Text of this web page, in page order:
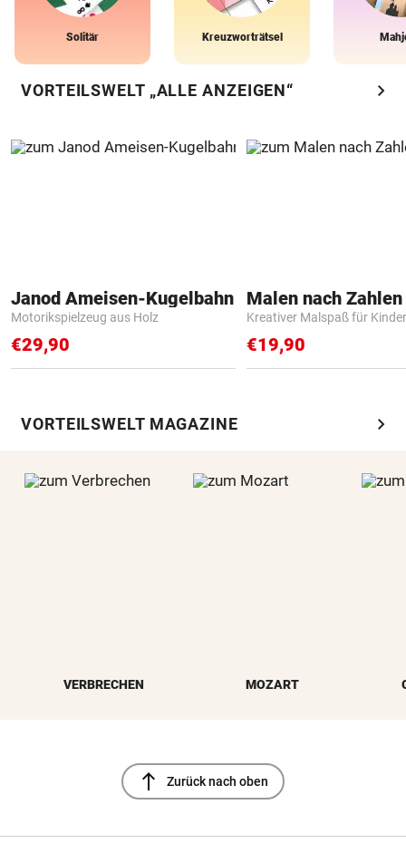
Solitär Kreuzworträtsel
VORTEILSWELT „ALLE ANZEIGEN“ chevron_right
Janod Ameisen-Kugelbahn
Motorikspielzeug aus Holz
€29,90
Kreativer Malspaß für Kinder
€19,90
VORTEILSWELT MAGAZINE chevron_right
VERBRECHEN MOZART
north Zurück nach oben